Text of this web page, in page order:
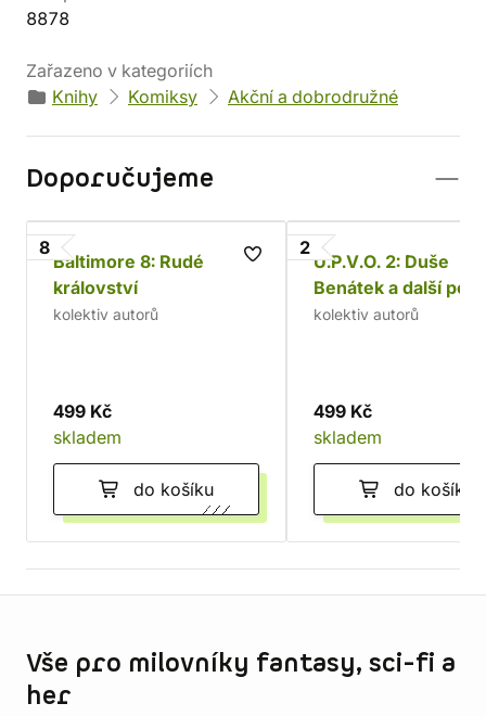
8878
Zařazeno v kategoriích
Knihy
Komiksy Akční a dobrodružné
Doporučujeme
8
Baltimore 8: Rudé
království
kolektiv autorů
499 Kč
skladem
do košíku
2
Ú.P.V.O. 2: Duše
Benátek a další
kolektiv autorů
499 Kč
skladem
do košíku
Vše pro milovníky fantasy, sci-fi a
her